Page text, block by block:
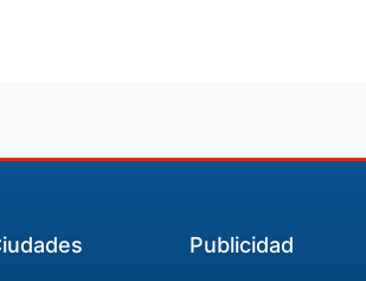
Publicidad